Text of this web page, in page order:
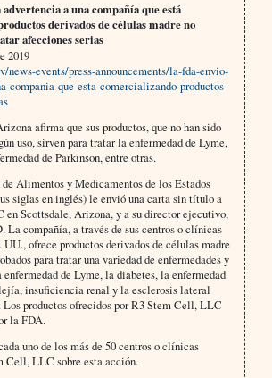
a una compañía que está
derivados de células madre no
afecciones serias
2019
news-events/press-announcements/la-fda-envio-
compania-que-esta-comercializando-productos-
afirma que sus productos, que no han sido
uso, sirven para tratar la enfermedad de Lyme,
de Parkinson, entre otras.
Alimentos y Medicamentos de los Estados
siglas en inglés) le envió una carta sin título a
Scottsdale, Arizona, y a su director ejecutivo,
La compañía, a través de sus centros o clínicas
ofrece productos derivados de células madre
para tratar una variedad de enfermedades y
de Lyme, la diabetes, la enfermedad
insuficiencia renal y la esclerosis lateral
productos ofrecidos por R3 Stem Cell, LLC
la FDA.
uno de los más de 50 centros o clínicas
Cell, LLC sobre esta acción.